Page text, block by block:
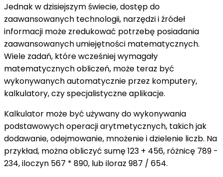
Jednak w dzisiejszym świecie, dostęp do
zaawansowanych technologii, narzędzi i źródeł
informacji może zredukować potrzebę posiadania
zaawansowanych umiejętności matematycznych.
Wiele zadań, które wcześniej wymagały
matematycznych obliczeń, może teraz być
wykonywanych automatycznie przez komputery,
kalkulatory, czy specjalistyczne aplikacje.
Kalkulator może być używany do wykonywania
podstawowych operacji arytmetycznych, takich jak
dodawanie, odejmowanie, mnożenie i dzielenie liczb. Na
przykład, można obliczyć sumę 123 + 456, różnicę 789 -
234, iloczyn 567 * 890, lub iloraz 987 / 654.